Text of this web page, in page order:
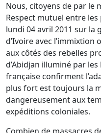
Nous, citoyens de par le
Respect mutuel entre
lundi 04 avril 2011 sur la
d’Ivoire avec
aux côtés des rebelles
d’Abidjan illuminé par
française confirment
plus fort est toujours la
dangereusement aux
expéditions coloniales.